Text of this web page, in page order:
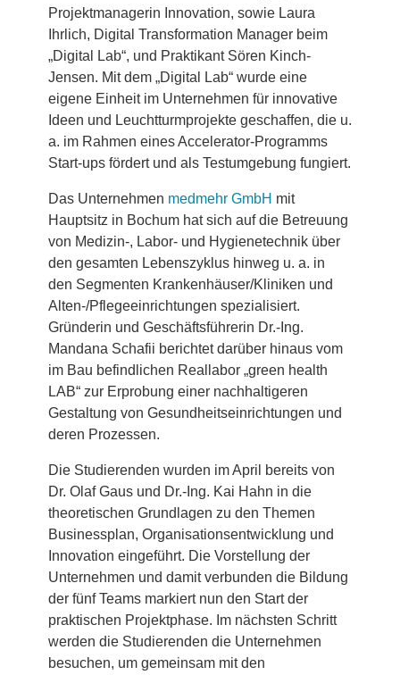
Projektmanagerin Innovation, sowie Laura
Ihrlich, Digital Transformation Manager beim
„Digital Lab“, und Praktikant Sören Kinch-
Jensen. Mit dem „Digital Lab“ wurde eine
eigene Einheit im Unternehmen für innovative
Ideen und Leuchtturmprojekte geschaffen, die u.
a. im Rahmen eines Accelerator-Programms
Start-ups fördert und als Testumgebung fungiert.
Das Unternehmen medmehr GmbH mit
Hauptsitz in Bochum hat sich auf die Betreuung
von Medizin-, Labor- und Hygienetechnik über
den gesamten Lebenszyklus hinweg u. a. in
den Segmenten Krankenhäuser/Kliniken und
Alten-/Pflegeeinrichtungen spezialisiert.
Gründerin und Geschäftsführerin Dr.-Ing.
Mandana Schafii berichtet darüber hinaus vom
im Bau befindlichen Reallabor „green health
LAB“ zur Erprobung einer nachhaltigeren
Gestaltung von Gesundheitseinrichtungen und
deren Prozessen.
Die Studierenden wurden im April bereits von
Dr. Olaf Gaus und Dr.-Ing. Kai Hahn in die
theoretischen Grundlagen zu den Themen
Businessplan, Organisationsentwicklung und
Innovation eingeführt. Die Vorstellung der
Unternehmen und damit verbunden die Bildung
der fünf Teams markiert nun den Start der
praktischen Projektphase. Im nächsten Schritt
werden die Studierenden die Unternehmen
besuchen, um gemeinsam mit den